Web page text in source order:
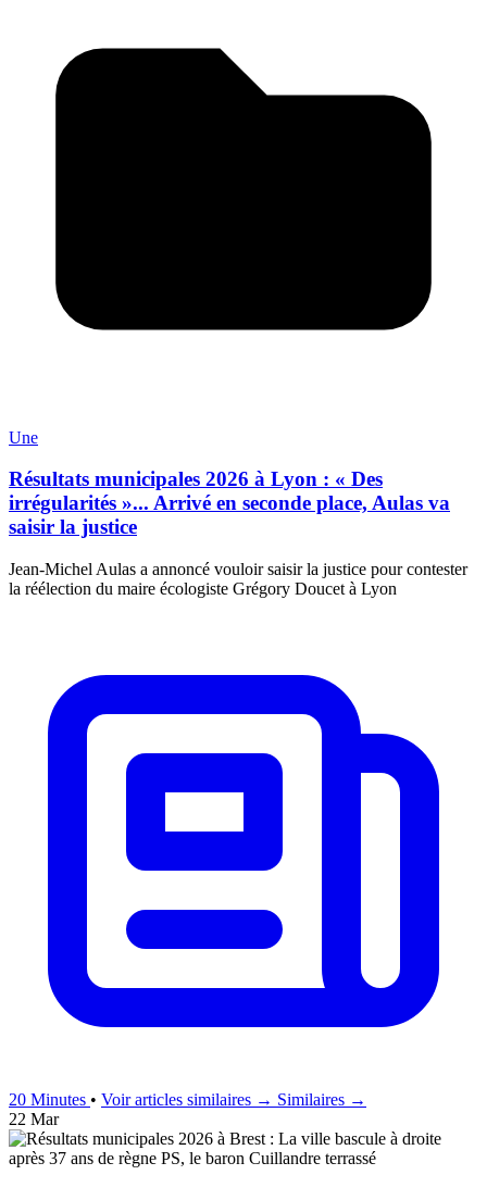
Une
Résultats municipales 2026 à Lyon : « Des
irrégularités »... Arrivé en seconde place, Aulas va
saisir la justice
Jean-Michel Aulas a annoncé vouloir saisir la justice pour contester
la réélection du maire écologiste Grégory Doucet à Lyon
20 Minutes • Voir articles similaires → Similaires →
22 Mar